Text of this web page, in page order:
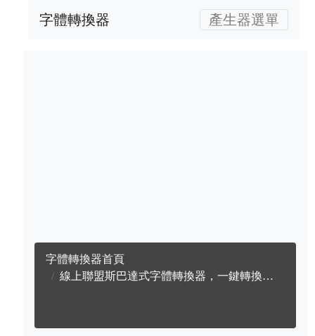
字體轉換器 產生器選單
字體轉換器首頁
線上聯盟斯巴達式字體轉換器，一鍵轉換成英文聯盟斯巴達式字體